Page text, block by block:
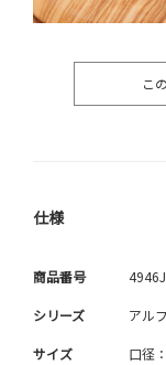
こ
仕様
商品番号
シリーズ アル
サイズ
口径